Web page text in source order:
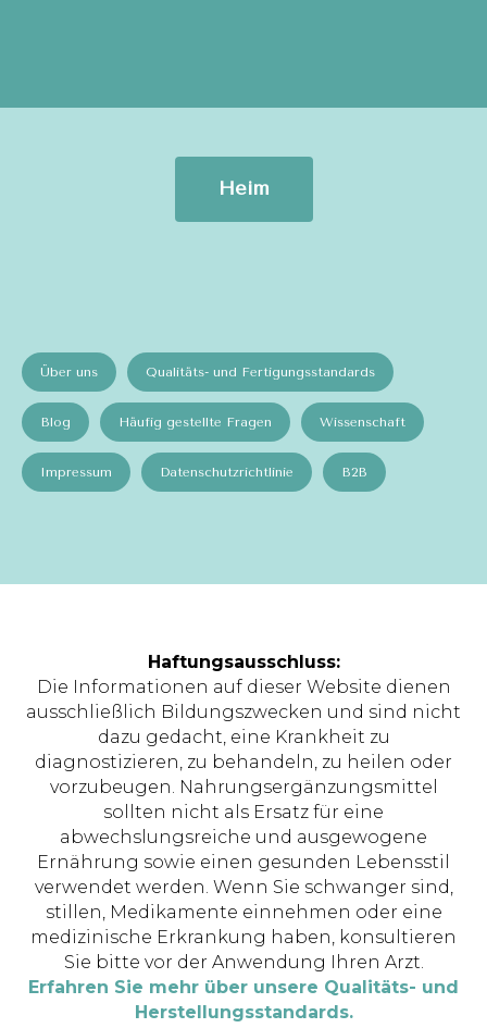
Heim
Über uns Qualitäts- und Fertigungsstandards
Blog Häufig gestellte Fragen Wissenschaft
Impressum Datenschutzrichtlinie B2B
Haftungsausschluss:
Die Informationen auf dieser Website dienen
ausschließlich Bildungszwecken und sind nicht
dazu gedacht, eine Krankheit zu
diagnostizieren, zu behandeln, zu heilen oder
vorzubeugen. Nahrungsergänzungsmittel
sollten nicht als Ersatz für eine
abwechslungsreiche und ausgewogene
Ernährung sowie einen gesunden Lebensstil
verwendet werden. Wenn Sie schwanger sind,
stillen, Medikamente einnehmen oder eine
medizinische Erkrankung haben, konsultieren
Sie bitte vor der Anwendung Ihren Arzt.
Erfahren Sie mehr über unsere Qualitäts- und
Herstellungsstandards.